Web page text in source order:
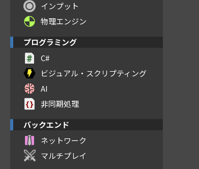
インプット
物理エンジン
プログラミング
C#
ビジュアル・スクリプティング
AI
非同期処理
バックエンド
ネットワーク
マルチプレイ